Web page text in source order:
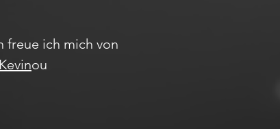
freue ich mich von
ou